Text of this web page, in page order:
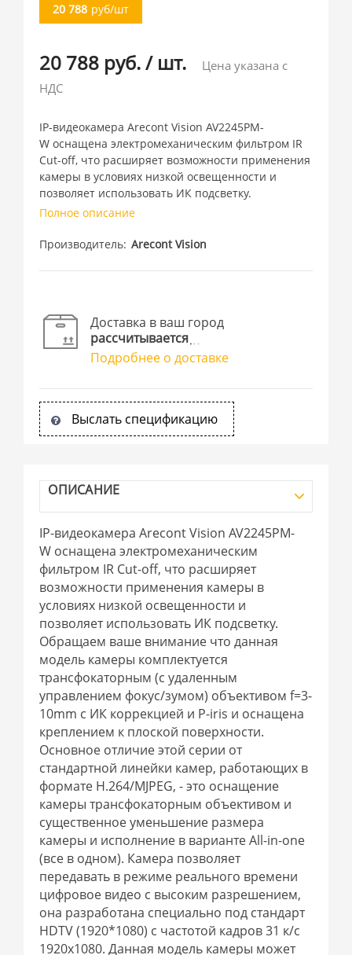
20 788 руб/шт
20 788 руб./ шт.
Цена указана с
НДС
IP-видеокамера Arecont Vision AV2245PM-
W оснащена электромеханическим фильтром IR
Cut-off, что расширяет возможности применения
камеры в условиях низкой освещенности и
позволяет использовать ИК подсветку.
Полное описание
Производитель Arecont Vision
Доставка в ваш город
рассчитывается
Подробнее о доставке
Выслать спецификацию
ОПИСАНИЕ
IP-видеокамера Arecont Vision AV2245PM-
W оснащена электромеханическим
фильтром IR Cut-off, что расширяет
возможности применения камеры в
условиях низкой освещенности и
позволяет использовать ИК подсветку.
Обращаем ваше внимание что данная
модель камеры комплектуется
трансфокаторным (с удаленным
управлением фокус/зумом) объективом f=3-
10mm с ИК коррекцией и P-iris и оснащена
креплением к плоской поверхности.
Основное отличие этой серии от
стандартной линейки камер, работающих в
формате H.264/MJPEG, - это оснащение
камеры трансфокаторным объективом и
существенное уменьшение размера
камеры и исполнение в варианте All-in-one
(все в одном). Камера позволяет
передавать в режиме реального времени
цифровое видео с высоким разрешением,
она разработана специально под стандарт
HDTV (1920*1080) с частотой кадров 31 к/с
1920х1080. Данная модель камеры может